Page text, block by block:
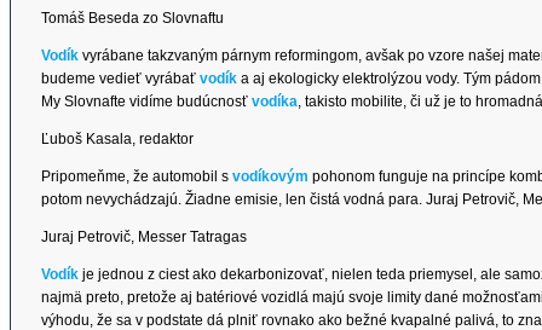
Tomáš Beseda zo Slovnaftu
Vodík vyrábane takzvaným párnym reformingom, avšak po vzore našej
budeme vedieť vyrábať vodík a aj ekologicky elektrolýzou vody. Tým
My Slovnafte vidíme budúcnosť vodíka , takisto mobilite, či už je to
Ľuboš Kasala, redaktor
Pripomeňme, že automobil s vodíkovým pohonom funguje na princípe
potom nevychádzajú. Žiadne emisie, len čistá vodná para. Juraj Petrovič,
Juraj Petrovič, Messer Tatragas
Vodík je jednou z ciest ako dekarbonizovať, nielen teda priemysel, ale
najmä preto, pretože aj batériové vozidlá majú svoje limity dané
výhodu, že sa v podstate dá plniť rovnako ako bežné kvapalné palivá, to